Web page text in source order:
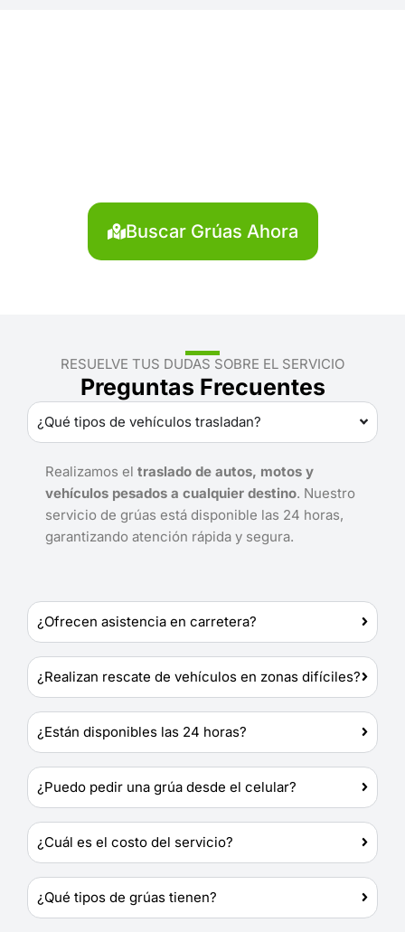
Buscar Grúas Ahora
RESUELVE TUS DUDAS SOBRE EL SERVICIO
Preguntas Frecuentes
¿Qué tipos de vehículos trasladan?
Realizamos el traslado de autos, motos y
vehículos pesados a cualquier destino. Nuestro
servicio de grúas está disponible las 24 horas,
garantizando atención rápida y segura.
¿Ofrecen asistencia en carretera?
¿Realizan rescate de vehículos en zonas difíciles?
¿Están disponibles las 24 horas?
¿Puedo pedir una grúa desde el celular?
¿Cuál es el costo del servicio?
¿Qué tipos de grúas tienen?